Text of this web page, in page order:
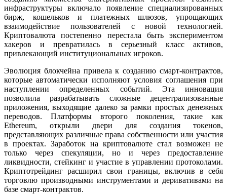
инфраструктуры включало появление специализированных
бирж, кошельков и платежных шлюзов, упрощающих
взаимодействие пользователей с новой технологией.
Криптовалюта постепенно перестала быть экспериментом
хакеров и превратилась в серьезный класс активов,
привлекающий институциональных игроков.
Эволюция блокчейна привела к созданию смарт-контрактов,
которые автоматически исполняют условия соглашения при
наступлении определенных событий. Эта инновация
позволила разрабатывать сложные децентрализованные
приложения, выходящие далеко за рамки простых денежных
переводов. Платформы второго поколения, такие как
Ethereum, открыли двери для создания токенов,
представляющих различные права собственности или участия
в проектах. Заработок на криптовалюте стал возможен не
только через спекуляции, но и через предоставление
ликвидности, стейкинг и участие в управлении протоколами.
Криптотрейдинг расширил свои границы, включив в себя
торговлю производными инструментами и деривативами на
базе смарт-контрактов.